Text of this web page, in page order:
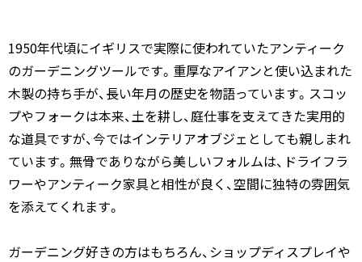
1950年代頃にイギリスで実際に使われていたアンティーク
のガーデニングツールです。重厚なアイアンと使い込まれた
木製の持ち手が、長い年月の歴史を物語っています。スコッ
プやフォークは本来、土を耕し、庭仕事を支えてきた実用的
な道具ですが、今ではインテリアオブジェとしても親しまれ
ています。無骨でありながら美しいフォルムは、ドライフラ
ワーやアンティーク家具と相性が良く、空間に独特の雰囲気
を添えてくれます。
ガーデニング好きの方はもちろん、ショップディスプレイや